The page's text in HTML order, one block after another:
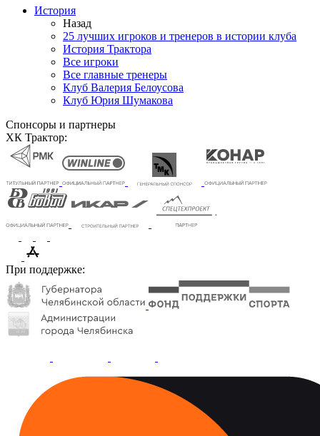
История
Назад
25 лучших игроков и тренеров в истории клуба
История Трактора
Все игроки
Все главные тренеры
Клуб Валерия Белоусова
Клуб Юрия Шумакова
Спонсоры и партнеры
ХК Трактор:
При поддержке: